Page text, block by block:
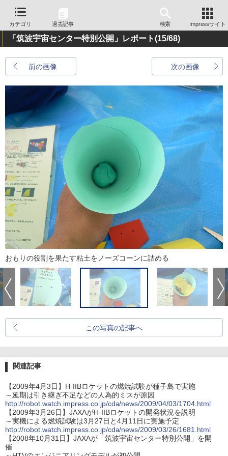
カテゴリ 過去記事 検索 Impressサイト
「筑波宇宙センター特別公開」レポート(15/68)
前の画像 次の画像
おもりの役割を果たす粘土をノーズコーンに詰める
この写真の記事へ
関連記事
【2009年4月3日】H-IIBロケットの燃焼試験が種子島で実施
～延期は引き継ぎ不足などの人為的ミスが原因
http://robot.watch.impress.co.jp/cda/news/2009/04/03/1704.html
【2009年3月26日】JAXAがH-IIBロケットの開発状況を説明
～実機による燃焼試験は3月27日と4月11日に実施予定
http://robot.watch.impress.co.jp/cda/news/2009/03/26/1681.html
【2008年10月31日】JAXAが「筑波宇宙センター特別公開」を開
催